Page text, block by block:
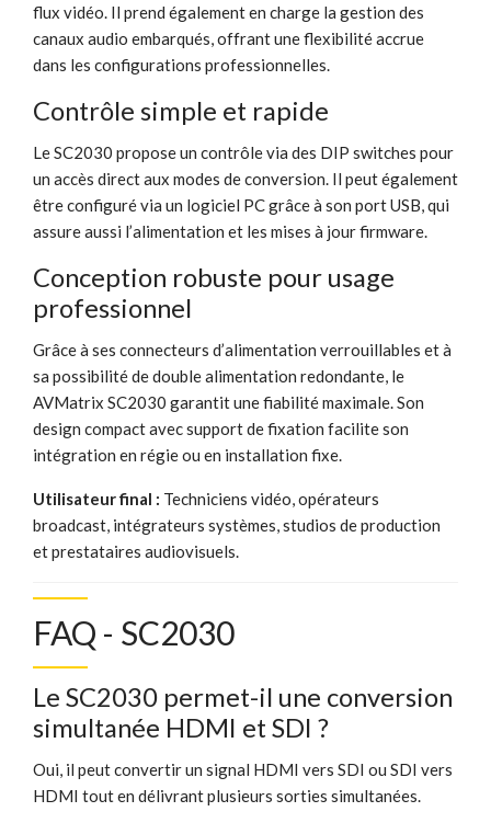
flux vidéo. Il prend également en charge la gestion des
canaux audio embarqués, offrant une flexibilité accrue
dans les configurations professionnelles.
Contrôle simple et rapide
Le SC2030 propose un contrôle via des DIP switches pour
un accès direct aux modes de conversion. Il peut également
être configuré via un logiciel PC grâce à son port USB, qui
assure aussi l’alimentation et les mises à jour firmware.
Conception robuste pour usage
professionnel
Grâce à ses connecteurs d’alimentation verrouillables et à
sa possibilité de double alimentation redondante, le
AVMatrix SC2030 garantit une fiabilité maximale. Son
design compact avec support de fixation facilite son
intégration en régie ou en installation fixe.
Utilisateur final : Techniciens vidéo, opérateurs
broadcast, intégrateurs systèmes, studios de production
et prestataires audiovisuels.
FAQ - SC2030
Le SC2030 permet-il une conversion
simultanée HDMI et SDI ?
Oui, il peut convertir un signal HDMI vers SDI ou SDI vers
HDMI tout en délivrant plusieurs sorties simultanées.